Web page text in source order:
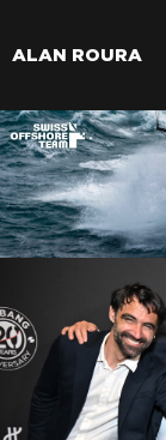
ALAN ROURA